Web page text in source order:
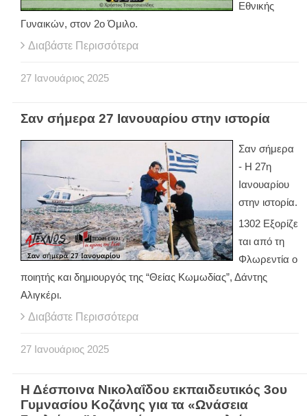
Εθνικής
Γυναικών, στον 2ο Όμιλο.
Διαβάστε Περισσότερα
27 Ιανουάριος 2025
Σαν σήμερα 27 Ιανουαρίου στην ιστορία
Σαν σήμερα
- Η 27η
Ιανουαρίου
στην ιστορία.
1302 Εξορίζε
ται από τη
Φλωρεντία ο
ποιητής και δημιουργός της “Θείας Κωμωδίας”, Δάντης
Αλιγκέρι.
Διαβάστε Περισσότερα
27 Ιανουάριος 2025
Η Δέσποινα Νικολαΐδου εκπαιδευτικός 3ου
Γυμνασίου Κοζάνης για τα «Ωνάσεια